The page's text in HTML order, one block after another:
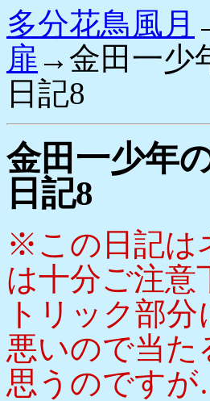
多分花鳥風月
扉 →金田一少
日記8
金田一少年
日記8
※この日記は
は十分ご注意
トリック部
悪いので当
思うのですが